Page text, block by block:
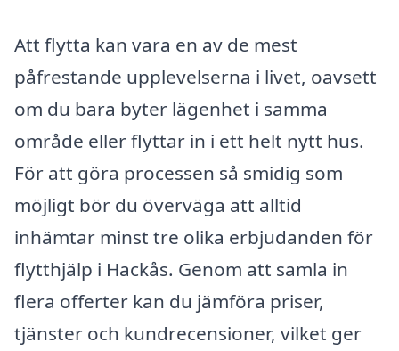
Att flytta kan vara en av de mest
påfrestande upplevelserna i livet, oavsett
om du bara byter lägenhet i samma
område eller flyttar in i ett helt nytt hus.
För att göra processen så smidig som
möjligt bör du överväga att alltid
inhämtar minst tre olika erbjudanden för
flytthjälp i Hackås. Genom att samla in
flera offerter kan du jämföra priser,
tjänster och kundrecensioner, vilket ger